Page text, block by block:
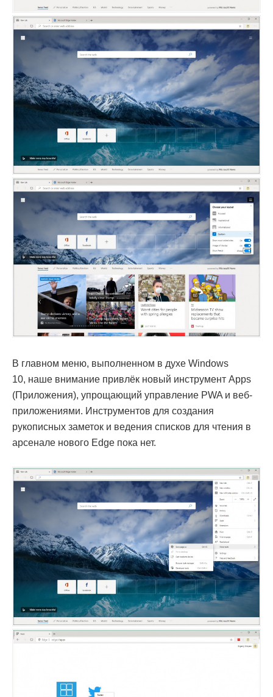
В главном меню, выполненном в духе Windows
10, наше внимание привлёк новый инструмент Apps
(Приложения), упрощающий управление PWA и веб-
приложениями. Инструментов для создания
рукописных заметок и ведения списков для чтения в
арсенале нового Edge пока нет.